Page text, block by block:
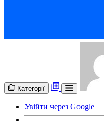
Категорії
Увійти через Google